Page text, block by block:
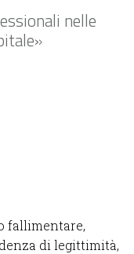
nelle
fallimentare,
di legittimità,